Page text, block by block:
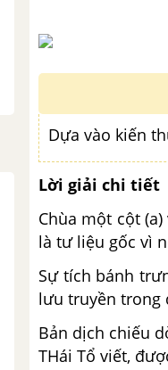
Dựa vào kiến
Lời giải chi tiết
Chùa một cột
là tư liệu gốc vì
Sự tích bánh
lưu truyền trong
Bản dịch chiếu
THái Tổ viết,